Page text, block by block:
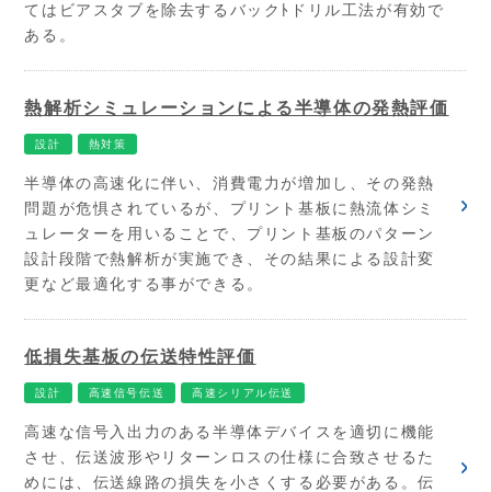
てはビアスタブを除去するバックﾄドリル工法が有効で
ある。
熱解析シミュレーションによる半導体の発熱評価
設計 熱対策
半導体の高速化に伴い、消費電力が増加し、その発熱
問題が危惧されているが、プリント基板に熱流体シミ
ュレーターを用いることで、プリント基板のパターン
設計段階で熱解析が実施でき、その結果による設計変
更など最適化する事ができる。
低損失基板の伝送特性評価
設計 高速信号伝送 高速シリアル伝送
高速な信号入出力のある半導体デバイスを適切に機能
させ、伝送波形やリターンロスの仕様に合致させるた
めには、伝送線路の損失を小さくする必要がある。伝